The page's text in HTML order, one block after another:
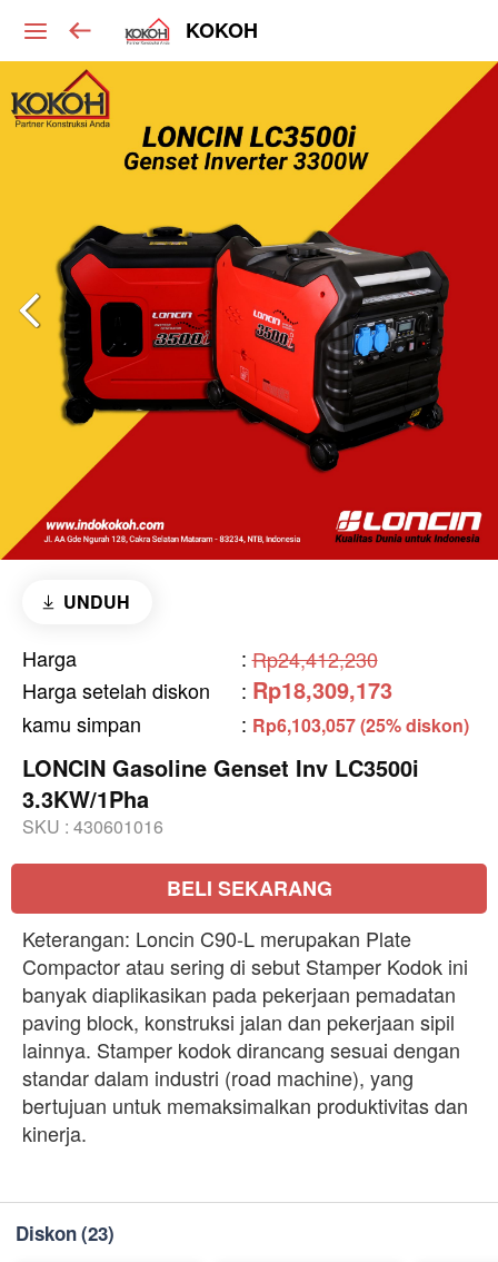
KOKOH
UNDUH
Harga : Rp24,412,230
Harga setelah diskon
: Rp18,309,173
kamu simpan : Rp6,103,057 (25% diskon)
LONCIN Gasoline Genset Inv LC3500i
3.3KW/1Pha
SKU : 430601016
BELI SEKARANG
Keterangan: Loncin C90-L merupakan Plate
Compactor atau sering di sebut Stamper Kodok ini
banyak diaplikasikan pada pekerjaan pemadatan
paving block, konstruksi jalan dan pekerjaan sipil
lainnya. Stamper kodok dirancang sesuai dengan
standar dalam industri (road machine), yang
bertujuan untuk memaksimalkan produktivitas dan
kinerja.
Diskon(23)